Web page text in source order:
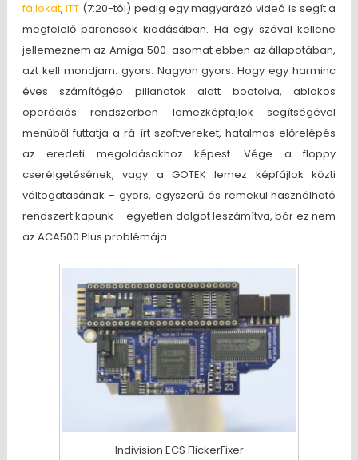
fájlokat,ITT (7:20-tól) pedig egy magyarázó videó is segít a
megfelelő parancsok kiadásában. Ha egy szóval kellene
jellemeznem az Amiga 500-asomat ebben az állapotában,
azt kell mondjam: gyors. Nagyon gyors. Hogy egy harminc
éves számítógép pillanatok alatt bootolva, ablakos
operációs rendszerben lemezképfájlok segítségével
menüből futtatja a rá írt szoftvereket, hatalmas előrelépés
az eredeti megoldásokhoz képest. Vége a floppy
cserélgetésének, vagy a GOTEK lemez képfájlok közti
váltogatásának – gyors, egyszerű és remekül használható
rendszert kapunk – egyetlen dolgot leszámítva, bár ez nem
az ACA500 Plus problémája…
Indivision ECS FlickerFixer